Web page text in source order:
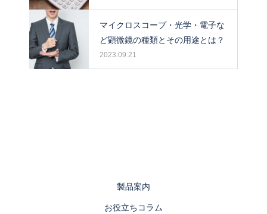
マイクロスコープ・光学・電子な
ど顕微鏡の種類とその用途とは？
2023.09.21
製品案内
お役立ちコラム